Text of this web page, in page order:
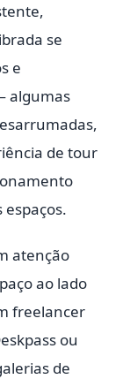
se
e
algumas
de tour
atenção
ao lado
freelancer
ou
de